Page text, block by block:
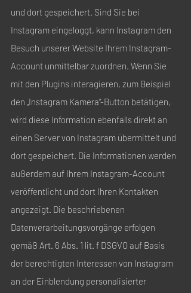
und dort gespeichert. Sind Sie bei
Instagram eingeloggt, kann Instagram den
Besuch unserer Website Ihrem Instagram-
Account unmittelbar zuordnen. Wenn Sie
mit den Plugins interagieren, zum Beispiel
den „Instagram Kamera“-Button betätigen,
wird diese Information ebenfalls direkt an
einen Server von Instagram übermittelt und
dort gespeichert. Die Informationen werden
außerdem auf Ihrem Instagram-Account
veröffentlicht und dort Ihren Kontakten
angezeigt. Die beschriebenen
Datenverarbeitungsvorgänge erfolgen
gemäß Art. 6 Abs. 1 lit. f DSGVO auf Basis
der berechtigten Interessen von Instagram
an der Einblendung personalisierter